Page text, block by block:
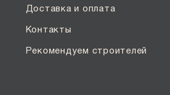
Доставка и оплата
Контакты
Рекомендуем строителей